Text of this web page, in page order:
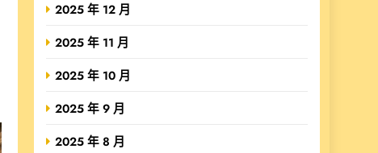
2025 年 12 月
2025 年 11 月
2025 年 10 月
2025 年 9 月
2025 年 8 月